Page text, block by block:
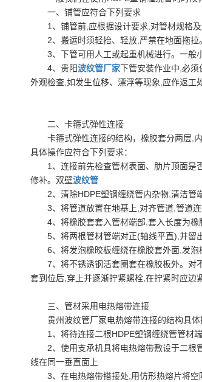
一、铺管应符合下列要求
1、铺管前,应根据设计要求,对管材规格
2、搬运时须轻抬、轻放,严禁在地面拖拉
3、下管可用人工或起重机械进行。一般
4、贵阳波纹管厂家下管安装作业中,必
外观检查,如发生位移、漂浮等现象,应作返工
二、卡箍式弹性连接
卡箍式弹性连接的结构，橡胶套分两层,
具体操作应符合下列要求：
1、连接前先检查管材表面、肋片顶面是
修补。双壁波纹管
2、清除HDPE塑钢缠绕管内杂物,清洁管
3、将管道放置在地基上,对齐管道,管道
4、将橡胶套套入管材端部,套入长度为
5、将两根管材管端对正(轴线平直),并留
6、将发泡橡晈板缠绕在橡胶套外面,发
7、将不锈诱钢活套圈套在橡胶板外。对
套到位后,穿上并逐渐拧紧螺栓,在拧紧时应边
三、管材采用电热熔带连接
贵州波纹管厂家电热熔带连接的结构具
1、将待连接二根HDPE塑钢缠绕管管材
2、使用支承机具将电热熔带敷设于二根
线在同一垂直面上
3、在电热熔带搭接处,用仿形热熔片将